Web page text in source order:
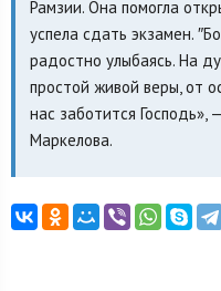
Рамзии. Она помогла
успела сдать экзамен.
радостно улыбаясь. На
простой живой веры, от
нас заботится Господь»,
Маркелова.